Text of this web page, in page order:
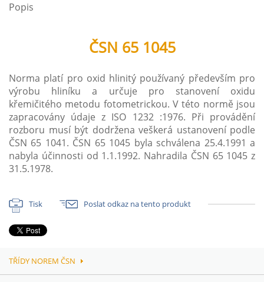
Popis
ČSN 65 1045
Norma platí pro oxid hlinitý používaný především pro
výrobu hliníku a určuje pro stanovení oxidu
křemičitého metodu fotometrickou. V této normě jsou
zapracovány údaje z ISO 1232 :1976. Při provádění
rozboru musí být dodržena veškerá ustanovení podle
ČSN 65 1041. ČSN 65 1045 byla schválena 25.4.1991 a
nabyla účinnosti od 1.1.1992. Nahradila ČSN 65 1045 z
31.5.1978.
Tisk Poslat odkaz na tento produkt
TŘÍDY NOREM ČSN